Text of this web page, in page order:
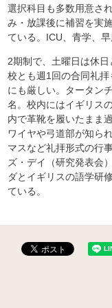
選択科目も多数用意さ
み・放課後に補習を実
ている。ICU、青学、
2期制で、土曜日は休
校とも週1回の合同礼
にも厳しい。タータン
名。校内にはイギリス
内で革靴を履いたまま
ワイヤや弓道部が知ら
マスなど礼拝形式の行
ズ・デイ（研究発表会
ダとイギリスの語学研
ている。